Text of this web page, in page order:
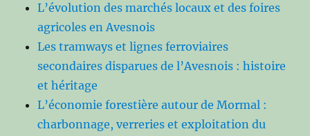
L’évolution des marchés locaux et des foires
agricoles en Avesnois
Les tramways et lignes ferroviaires
secondaires disparues de l’Avesnois : histoire
et héritage
L’économie forestière autour de Mormal :
charbonnage, verreries et exploitation du